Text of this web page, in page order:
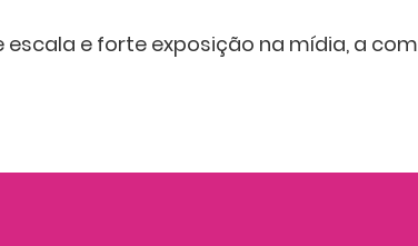
e forte exposição na mídia, a